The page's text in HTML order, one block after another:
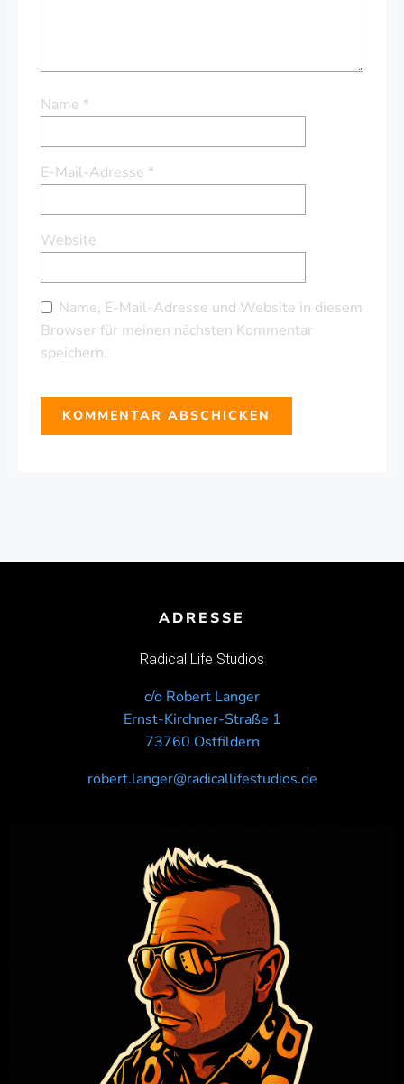
Name *
E-Mail-Adresse *
Website
Name, E-Mail-Adresse und Website in diesem
Browser für meinen nächsten Kommentar
speichern.
ADRESSE
Radical Life Studios
c/o Robert Langer
Ernst-Kirchner-Straße 1
73760 Ostfildern
robert.langer@radicallifestudios.de